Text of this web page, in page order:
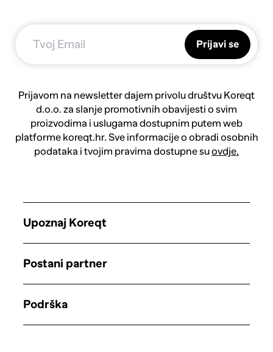
Prijavi se
Prijavom na newsletter dajem privolu društvu Koreqt
d.o.o. za slanje promotivnih obavijesti o svim
proizvodima i uslugama dostupnim putem web
platforme koreqt.hr. Sve informacije o obradi osobnih
podataka i tvojim pravima dostupne suovdje.
Upoznaj Koreqt
Postani partner
Podrška